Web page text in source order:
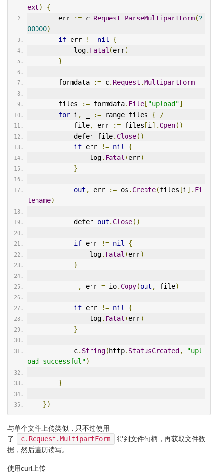
ext)
{
        err
:= c. Request . ParseMultipartForm(2
00000)
if err != nil
{
            log
. Fatal (err)
}
        formdata
:= c. Request .MultipartForm
        files
:= formdata. File[ "upload"]
for i , := range files {
/
            file
, err := files [i ].Open()
            defer file
. Close()
if err != nil
{
                log
. Fatal (err)
}
out , err := os . Create(files [i ]. Fi
lename)
            defer
out . Close()
if err != nil
{
                log
. Fatal (err)
}
, err = io. Copy(out , file)
if err != nil
{
                log
. Fatal (err)
}
            c
. String( http. StatusCreated ,
"upl
oad successful")
}
})
与单个文件上传类似，只不过使用
了
c.Request.MultipartForm
得到文件句柄，再获取文件数
据，然后遍历读写。
使用curl上传